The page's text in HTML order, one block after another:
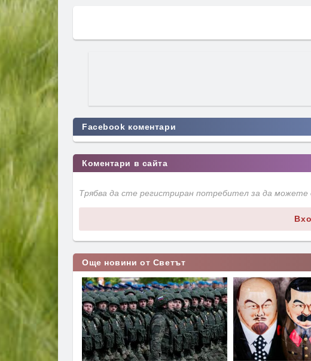
Facebook коментари
Коментари в сайта
Трябва да сте регистриран потребител за да
Още новини от Светът